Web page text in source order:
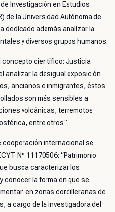
Investigación en Estudios
de la Universidad Autónoma de
dedicado además analizar la
y diversos grupos humanos.
concepto científico: Justicia
analizar la desigual exposición
ancianos e inmigrantes, éstos
son más sensibles a
volcánicas, terremotos
entre otros¨.
cooperación internacional se
Nº 11170506: “Patrimonio
busca caracterizar los
conocer la forma en que se
en zonas cordilleranas de
a cargo de la investigadora del